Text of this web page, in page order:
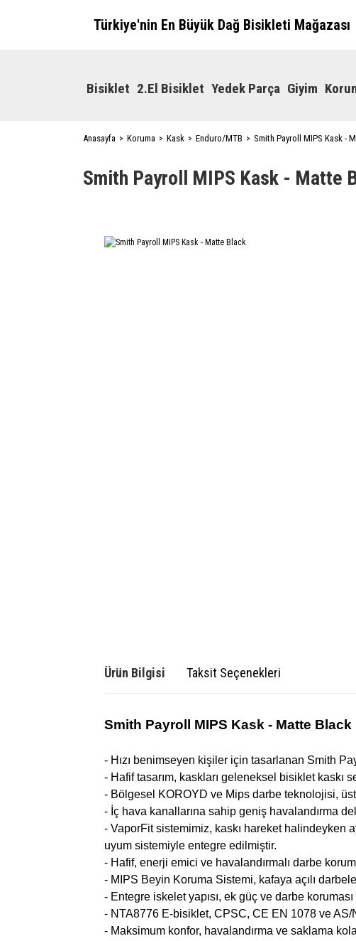
Türkiye'nin En Büyük Dağ Bisikleti Mağazası
Bisiklet 2.El Bisiklet Yedek Parça Giyim
Anasayfa Koruma Kask Enduro/MTB Smith Payroll MIPS Kask -
Smith Payroll MIPS Kask - Matte
Ürün Bilgisi Taksit Seçenekleri
Smith Payroll MIPS Kask - Matte Black
- Hızı benimseyen kişiler için tasarlanan Smith
- Hafif tasarım, kaskları geleneksel bisiklet kaskı
- Bölgesel KOROYD ve Mips darbe teknolojisi,
- İç hava kanallarına sahip geniş havalandırma
- VaporFit sistemimiz, kaskı hareket halindeyken
uyum sistemiyle entegre edilmiştir.
- Hafif, enerji emici ve havalandırmalı darbe
- MIPS Beyin Koruma Sistemi, kafaya açılı
- Entegre iskelet yapısı, ek güç ve darbe
- NTA8776 E-bisiklet, CPSC, CE EN 1078 ve AS/
- Maksimum konfor, havalandırma ve saklama